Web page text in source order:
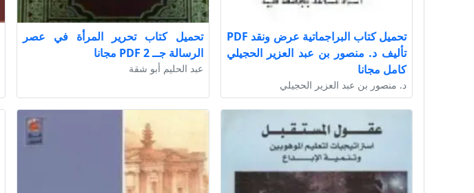
تحميل كتاب البراجماتية عرض ونقد PDF
تأليف د. منصور بن عبد العزير الحجيلي
كامل مجانا
د. منصور بن عبد العزير الحجيلي
تحميل كتاب تحرير المرأة في عصر
الرسالة جــ 2 PDF مجانا
عبد الحليم أبو شقة